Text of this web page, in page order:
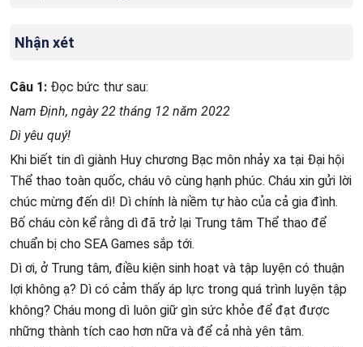
Nhận xét
Câu 1: Đọc bức thư sau:
Nam Định, ngày 22 tháng 12 năm 2022
Dì yêu quý!
Khi biết tin dì giành Huy chương Bạc môn nhảy xa tại Đại hội
Thể thao toàn quốc, cháu vô cùng hạnh phúc. Cháu xin gửi lời
chúc mừng đến dì! Dì chính là niềm tự hào của cả gia đình.
Bố cháu còn kể rằng dì đã trở lại Trung tâm Thể thao để
chuẩn bị cho SEA Games sắp tới.
Dì ơi, ở Trung tâm, điều kiện sinh hoạt và tập luyện có thuận
lợi không ạ? Dì có cảm thấy áp lực trong quá trình luyện tập
không? Cháu mong dì luôn giữ gìn sức khỏe để đạt được
những thành tích cao hơn nữa và để cả nhà yên tâm.